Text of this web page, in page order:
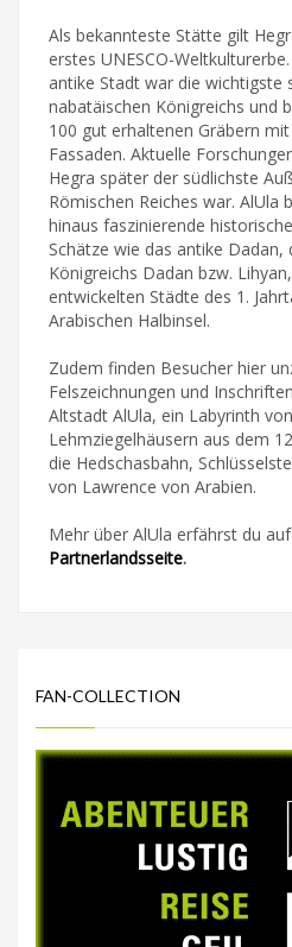
Als bekannteste Stätte gilt
erstes UNESCO-
antike Stadt war die wichtigste
nabatäischen Königreichs und
100 gut erhaltenen Gräbern
Fassaden. Aktuelle
Hegra später der südlichste
Römischen Reiches war. AlUla
hinaus faszinierende
Schätze wie das antike Dadan,
Königreichs Dadan bzw.
entwickelten Städte des 1.
Arabischen Halbinsel.
Zudem finden Besucher hier
Felszeichnungen und
Altstadt AlUla, ein Labyrinth
Lehmziegelhäusern aus dem
die Hedschasbahn,
von Lawrence von Arabien.
Mehr über AlUla erfährst du
Partnerlandsseite.
FAN-COLLECTION